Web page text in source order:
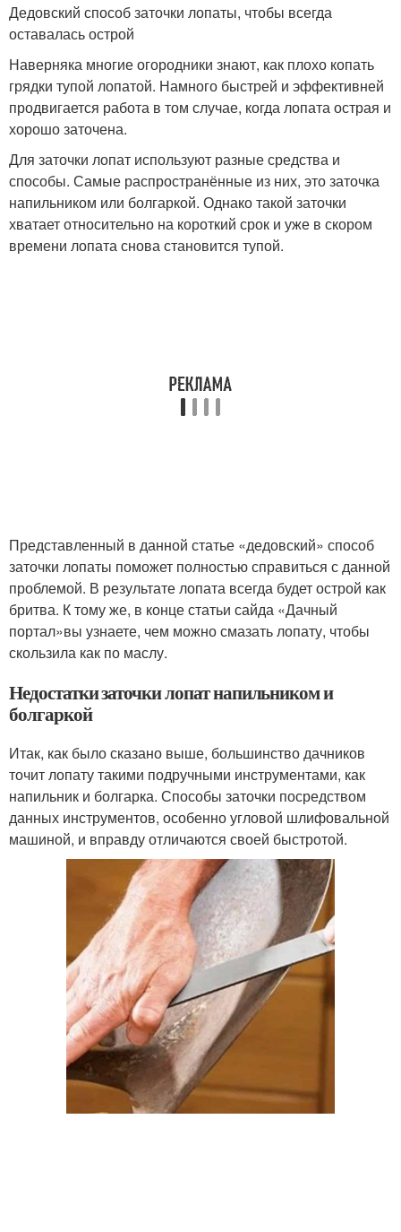
Дедовский способ заточки лопаты, чтобы всегда
оставалась острой
Наверняка многие огородники знают, как плохо копать
грядки тупой лопатой. Намного быстрей и эффективней
продвигается работа в том случае, когда лопата острая и
хорошо заточена.
Для заточки лопат используют разные средства и
способы. Самые распространённые из них, это заточка
напильником или болгаркой. Однако такой заточки
хватает относительно на короткий срок и уже в скором
времени лопата снова становится тупой.
Представленный в данной статье «дедовский» способ
заточки лопаты поможет полностью справиться с данной
проблемой. В результате лопата всегда будет острой как
бритва. К тому же, в конце статьи сайда «Дачный
портал»вы узнаете, чем можно смазать лопату, чтобы
скользила как по маслу.
Недостатки заточки лопат напильником и
болгаркой
Итак, как было сказано выше, большинство дачников
точит лопату такими подручными инструментами, как
напильник и болгарка. Способы заточки посредством
данных инструментов, особенно угловой шлифовальной
машиной, и вправду отличаются своей быстротой.